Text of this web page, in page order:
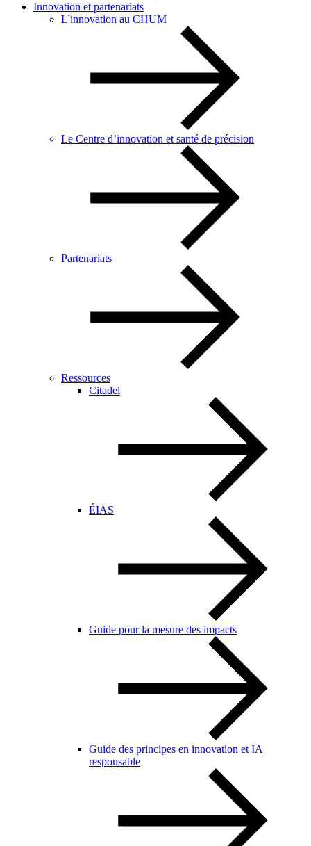
Innovation et partenariats
L'innovation au CHUM
Le Centre d’innovation et santé de précision
Partenariats
Ressources
Citadel
ÉIAS
Guide pour la mesure des impacts
Guide des principes en innovation et IA
responsable